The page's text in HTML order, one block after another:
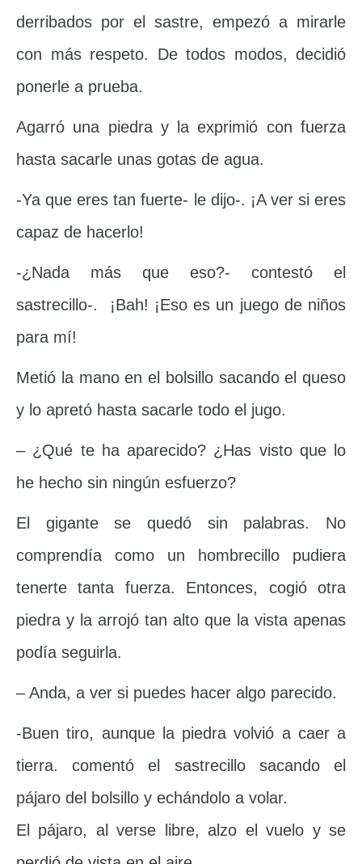
derribados por el sastre, empezó a mirarle
con más respeto. De todos modos, decidió
ponerle a prueba.
Agarró una piedra y la exprimió con fuerza
hasta sacarle unas gotas de agua.
-Ya que eres tan fuerte- le dijo-. ¡A ver si eres
capaz de hacerlo!
-¿Nada más que eso?- contestó el
sastrecillo-. ¡Bah! ¡Eso es un juego de niños
para mí!
Metió la mano en el bolsillo sacando el queso
y lo apretó hasta sacarle todo el jugo.
– ¿Qué te ha aparecido? ¿Has visto que lo
he hecho sin ningún esfuerzo?
El gigante se quedó sin palabras. No
comprendía como un hombrecillo pudiera
tenerte tanta fuerza. Entonces, cogió otra
piedra y la arrojó tan alto que la vista apenas
podía seguirla.
– Anda, a ver si puedes hacer algo parecido.
-Buen tiro, aunque la piedra volvió a caer a
tierra. comentó el sastrecillo sacando el
pájaro del bolsillo y echándolo a volar.
El pájaro, al verse libre, alzo el vuelo y se